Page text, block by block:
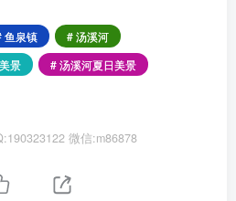
鱼泉镇
# 汤溪河
景
# 汤溪河夏日美景
微信:m86878